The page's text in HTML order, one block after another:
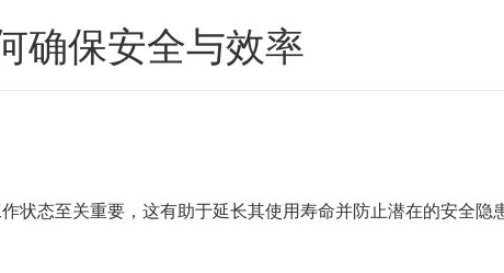
确保安全与效率
状态至关重要，这有助于延长其使用寿命并防止潜在的安全隐